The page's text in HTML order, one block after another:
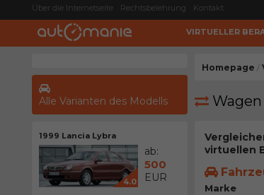
Über die Internetseite Rechtsbelehrung Kontakt
VIRTUELLER
Alle Varianten des Modells
1999 Lancia Lybra
4.0
ab:
500
EUR
Homepage /
virtuellen
Marke